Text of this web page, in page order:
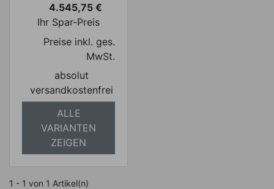
Preis
4.545,75 €
Ihr Spar-Preis
Preise inkl. ges.
MwSt.
absolut
versandkostenfrei
ALLE
VARIANTEN
ZEIGEN
1 - 1 von 1 Artikel(n)